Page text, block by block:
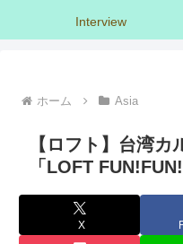
Interview
ホーム Asia
【ロフト】台湾
「LOFT
X